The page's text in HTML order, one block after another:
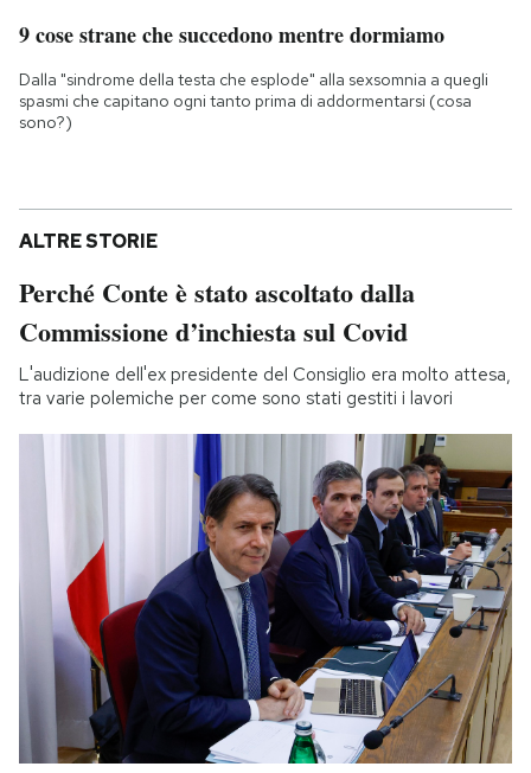
9 cose strane che succedono mentre dormiamo
Dalla "sindrome della testa che esplode" alla sexsomnia a quegli
spasmi che capitano ogni tanto prima di addormentarsi (cosa
sono?)
ALTRE STORIE
Perché Conte è stato ascoltato dalla
Commissione d’inchiesta sul Covid
L'audizione dell'ex presidente del Consiglio era molto attesa,
tra varie polemiche per come sono stati gestiti i lavori